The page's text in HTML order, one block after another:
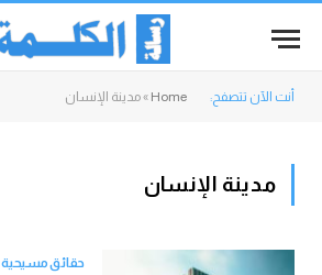
أنت الآن تتصفح: Home
»مدينة الإنسان
مدينة الإنسان
حقائق مسيحية